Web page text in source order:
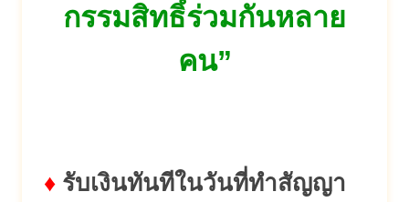
กรรมสิทธิ์ร่วมกันหลาย
คน”
♦ รับเงินทันทีในวันที่ทำสัญญา